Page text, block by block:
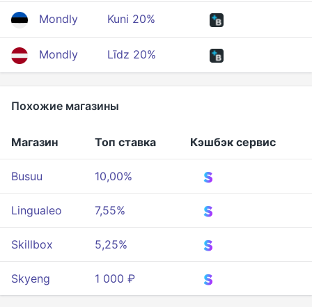
Mondly Kuni 20%
Mondly Līdz 20%
Похожие магазины
Магазин Топ ставка Кэшбэк сервис
Busuu 10,00%
Lingualeo 7,55%
Skillbox 5,25%
Skyeng 1 000 ₽